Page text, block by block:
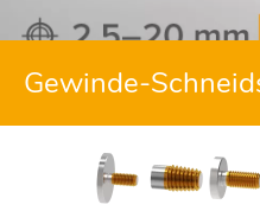
Gewinde-